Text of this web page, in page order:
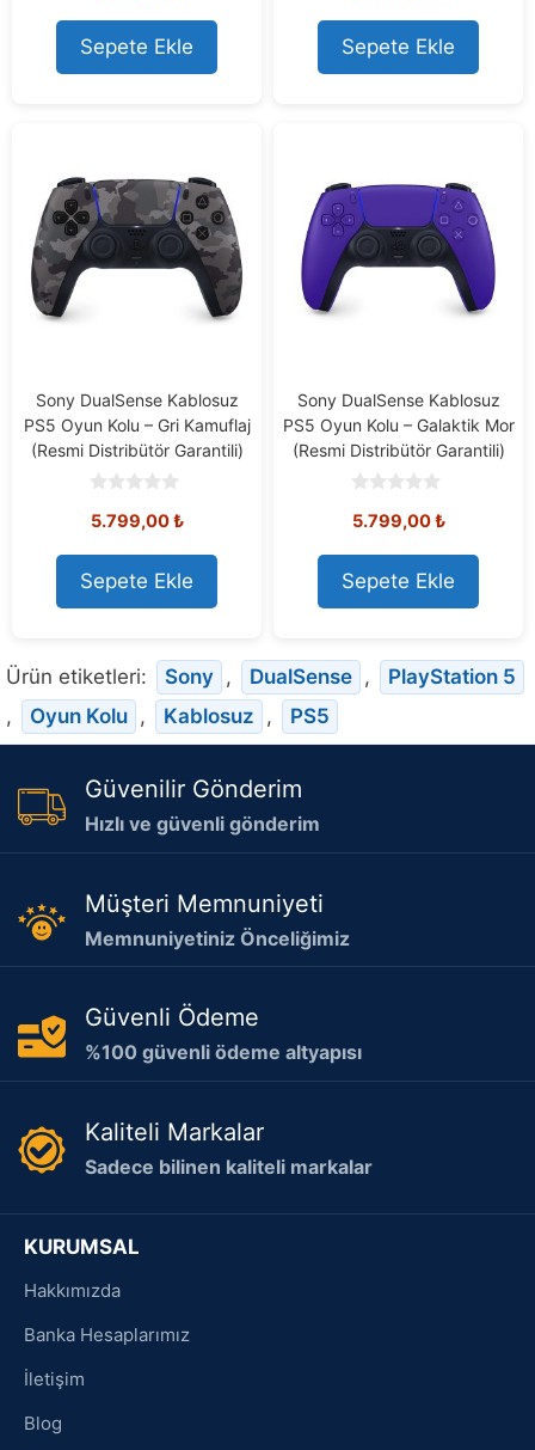
t
o
f
5
Sepete Ekle
t
o
f
5
Sepete Ekle
Sony DualSense Kablosuz
PS5 Oyun Kolu – Gri Kamuflaj
(Resmi Distribütör Garantili)
o
t
o
f
5
5.799,00₺
Sepete Ekle
Sony DualSense Kablosuz
PS5 Oyun Kolu – Galaktik Mor
(Resmi Distribütör Garantili)
o
t
o
f
5
5.799,00₺
Sepete Ekle
Ürün etiketleri: Sony , DualSense ,
PlayStation 5
,
Oyun Kolu , Kablosuz , PS5
Güvenilir Gönderim
Hızlı ve güvenli gönderim
Müşteri Memnuniyeti
Memnuniyetiniz Önceliğimiz
Güvenli Ödeme
%100 güvenli ödeme altyapısı
Kaliteli Markalar
Sadece bilinen kaliteli markalar
KURUMSAL
Hakkımızda
Banka Hesaplarımız
İletişim
Blog